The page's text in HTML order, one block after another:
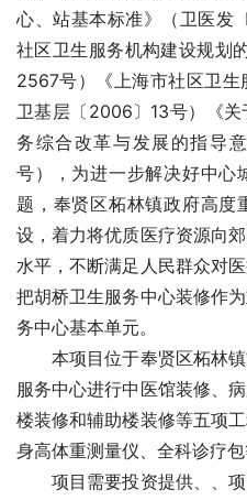
心、站基本标准》（卫医发
社区卫生服务机构建设规划
2567号）《上海市社区卫
卫基层〔2006〕13号）《
务综合改革与发展的指导
号），为进一步解决好中心
题，奉贤区柘林镇政府高度
设，着力将优质医疗资源向
水平，不断满足人民群众对
把胡桥卫生服务中心装修作
务中心基本单元。
本项目位于奉贤区柘林镇
服务中心进行中医馆装修、
楼装修和辅助楼装修等五项
身高体重测量仪、全科诊疗包
项目需要投资提供、
、